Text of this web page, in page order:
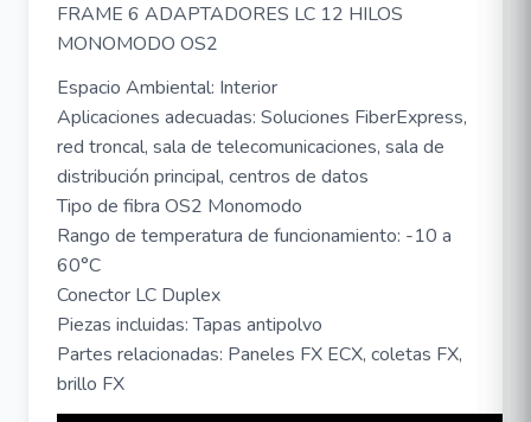
FRAME 6 ADAPTADORES LC 12 HILOS
MONOMODO OS2
Espacio Ambiental: Interior
Aplicaciones adecuadas: Soluciones FiberExpress,
red troncal, sala de telecomunicaciones, sala de
distribución principal, centros de datos
Tipo de fibra OS2 Monomodo
Rango de temperatura de funcionamiento: -10 a
60°C
Conector LC Duplex
Piezas incluidas: Tapas antipolvo
Partes relacionadas: Paneles FX ECX, coletas FX,
brillo FX